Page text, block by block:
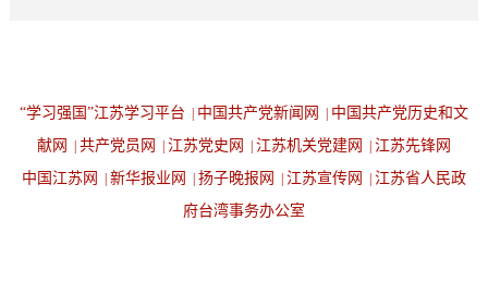
“学习强国”江苏学习平台 中国共产党新闻网
中国共产党历史和文
献网
共产党员网 江苏党史网 江苏机关党建网
江苏先锋网
中国江苏网
新华报业网 扬子晚报网 江苏宣传网
江苏省人民政
府台湾事务办公室